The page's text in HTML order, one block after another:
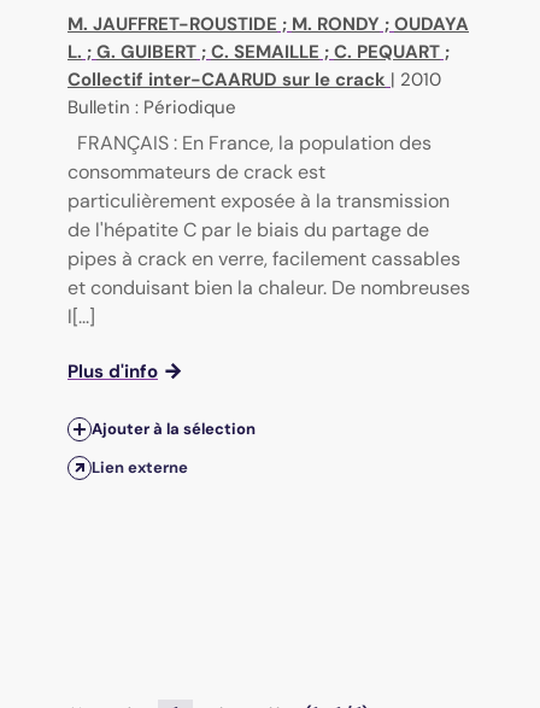
M. JAUFFRET-ROUSTIDE ; M. RONDY ; OUDAYA
L. ; G. GUIBERT ; C. SEMAILLE ; C. PEQUART ;
Collectif inter-CAARUD sur le crack | 2010
Bulletin : Périodique
FRANÇAIS : En France, la population des
consommateurs de crack est
particulièrement exposée à la transmission
de l'hépatite C par le biais du partage de
pipes à crack en verre, facilement cassables
et conduisant bien la chaleur. De nombreuses
l[...]
Plus d'info
Ajouter à la sélection
Lien externe